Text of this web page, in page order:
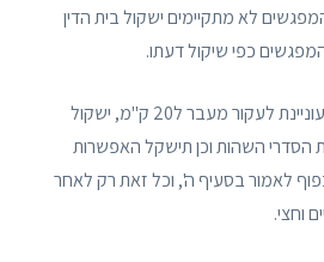
המפגשים לא מתקיימים ישקול בית הדין
כפי שיקול דעתו.
יא. במידה והאם תהיה מעוניינת לעקור מעבר ל20 ק"מ, ישקול
הסדרי השהות וכן תישקל האפשרות
לאמור בסעיף ה', וכל זאת רק לאחר
וחצי.